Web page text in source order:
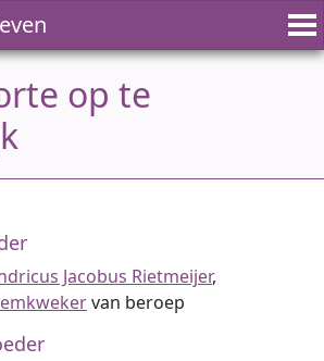
op te
Jacobus Rietmeijer,
van beroep